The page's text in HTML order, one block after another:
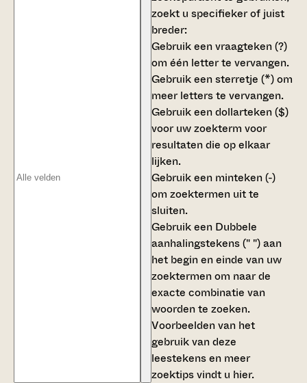
zoekt u specifieker of juist
breder:
Gebruik eenvraagteken (?)
om één letter te vervangen.
Gebruik eensterretje (*)om
meer letters te vervangen.
Gebruik eendollarteken ($)
voor uw zoekterm voor
resultaten die op elkaar
lijken.
Gebruik een minteken (-)
om zoektermen uit te
sluiten.
Gebruik een Dubbele
aanhalingstekens (" ")aan
het begin en einde van uw
zoektermen om naar de
exacte combinatie van
woorden te zoeken.
Voorbeelden van het
gebruik van deze
leestekens en meer
zoektips vindt u hier.